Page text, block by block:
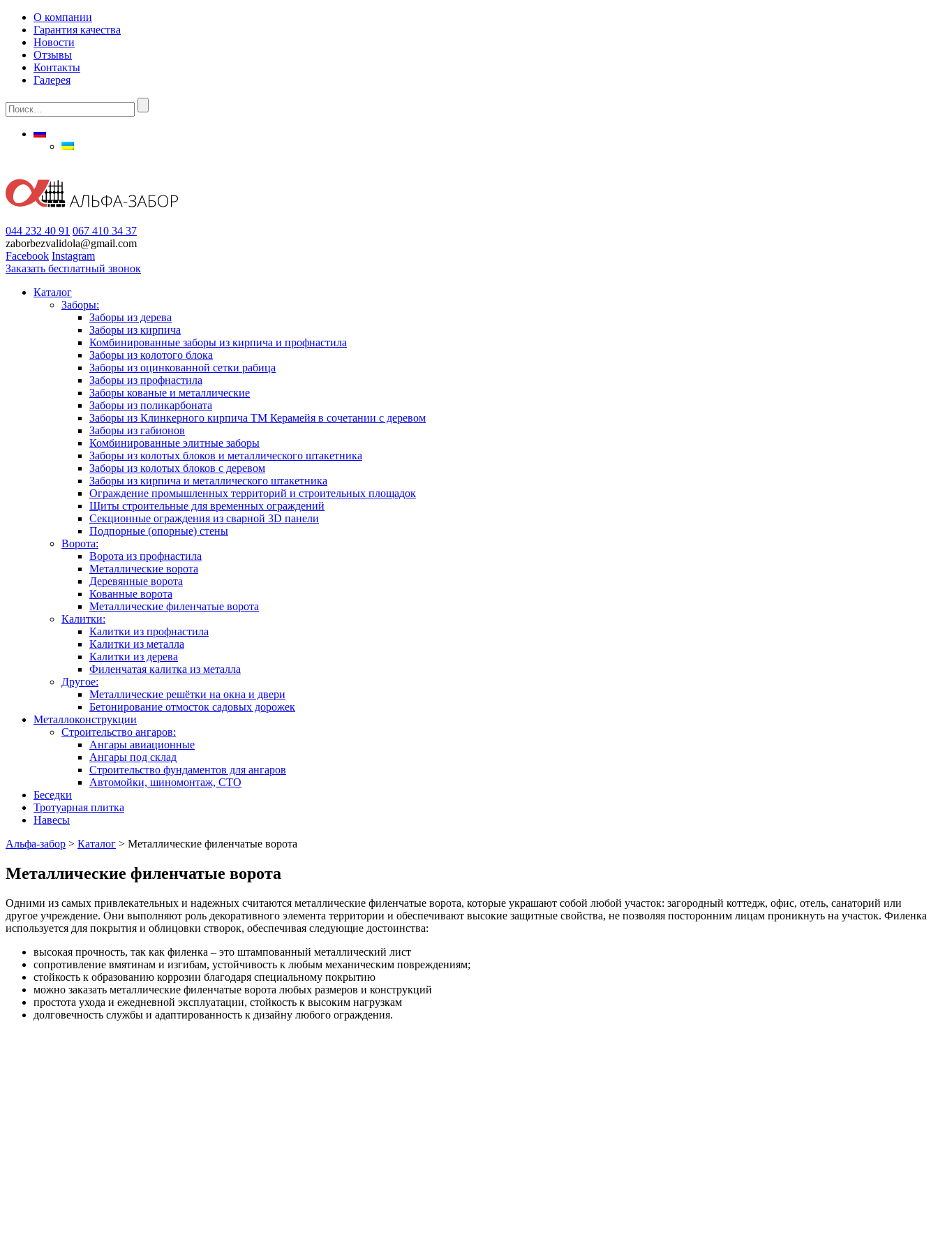
О компании
Гарантия качества
Новости
Отзывы
Контакты
Галерея
044 232 40 91 067 410 34 37
zaborbezvalidola@gmail.com
Facebook Instagram
Заказать бесплатный звонок
Каталог
Заборы:
Заборы из дерева
Заборы из кирпича
Комбинированные заборы из кирпича и профнастила
Заборы из колотого блока
Заборы из оцинкованной сетки рабица
Заборы из профнастила
Заборы кованые и металлические
Заборы из поликарбоната
Заборы из Клинкерного кирпича ТМ Керамейя в сочетании с деревом
Заборы из габионов
Комбинированные элитные заборы
Заборы из колотых блоков и металлического штакетника
Заборы из колотых блоков с деревом
Заборы из кирпича и металлического штакетника
Ограждение промышленных территорий и строительных площадок
Щиты строительные для временных ограждений
Секционные ограждения из сварной 3D панели
Подпорные (опорные) стены
Ворота:
Ворота из профнастила
Металлические ворота
Деревянные ворота
Кованные ворота
Металлические филенчатые ворота
Калитки:
Калитки из профнастила
Калитки из металла
Калитки из дерева
Филенчатая калитка из металла
Другое:
Металлические решётки на окна и двери
Бетонирование отмосток садовых дорожек
Металлоконструкции
Строительство ангаров:
Ангары авиационные
Ангары под склад
Строительство фундаментов для ангаров
Автомойки, шиномонтаж, СТО
Беседки
Тротуарная плитка
Навесы
Альфа-забор > Каталог > Металлические филенчатые ворота
Металлические филенчатые ворота
Одними из самых привлекательных и надежных считаются металлические филенчатые ворота, которые украшают собой любой участок: загородный коттедж, офис, отель, санаторий или
другое учреждение. Они выполняют роль декоративного элемента территории и обеспечивают высокие защитные свойства, не позволяя посторонним лицам проникнуть на участок. Филенка
используется для покрытия и облицовки створок, обеспечивая следующие достоинства:
высокая прочность, так как филенка – это штампованный металлический лист
сопротивление вмятинам и изгибам, устойчивость к любым механическим повреждениям;
стойкость к образованию коррозии благодаря специальному покрытию
можно заказать металлические филенчатые ворота любых размеров и конструкций
простота ухода и ежедневной эксплуатации, стойкость к высоким нагрузкам
долговечность службы и адаптированность к дизайну любого ограждения.